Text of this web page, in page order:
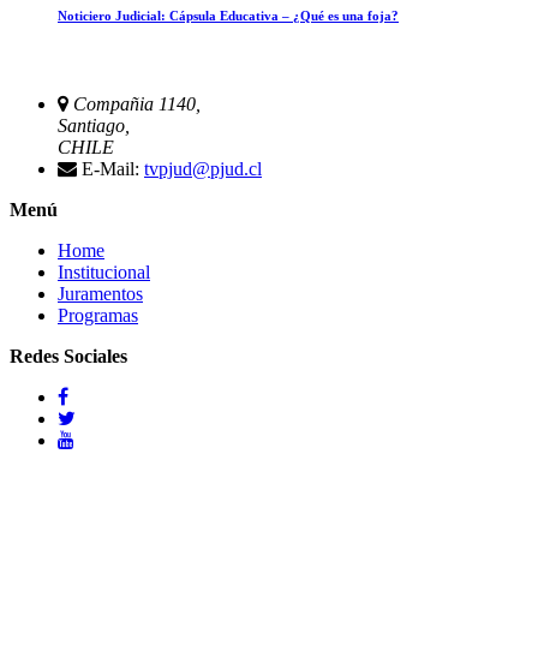
Noticiero Judicial: Cápsula Educativa – ¿Qué es una foja?
Compañia 1140,
Santiago,
CHILE
E-Mail: tvpjud@pjud.cl
Menú
Home
Institucional
Juramentos
Programas
Redes Sociales